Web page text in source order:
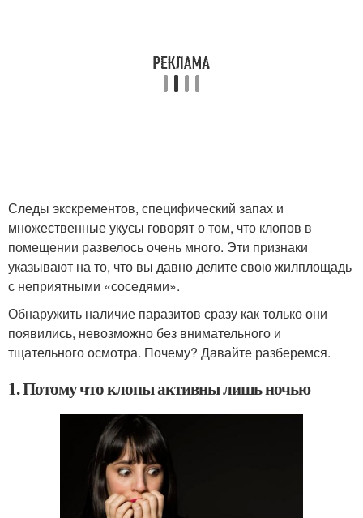
Следы экскрементов, специфический запах и
множественные укусы говорят о том, что клопов в
помещении развелось очень много. Эти признаки
указывают на то, что вы давно делите свою жилплощадь
с неприятными «соседями».
Обнаружить наличие паразитов сразу как только они
появились, невозможно без внимательного и
тщательного осмотра. Почему? Давайте разберемся.
1. Потому что клопы активны лишь ночью